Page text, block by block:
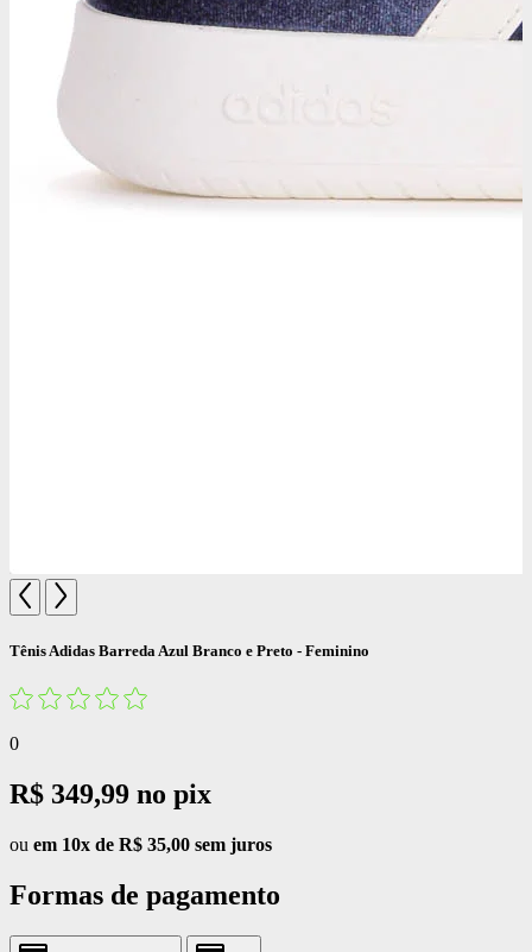
Tênis Adidas Barreda Azul Branco e Preto - Feminino
0
R$ 349,99 no pix
ou em 10x de R$ 35,00 sem juros
Formas de pagamento